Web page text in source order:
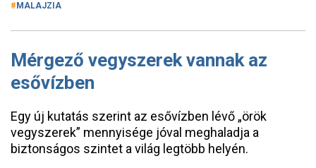
MALAJZIA
Mérgező vegyszerek vannak az
esővízben
Egy új kutatás szerint az esővízben lévő „örök
vegyszerek” mennyisége jóval meghaladja a
biztonságos szintet a világ legtöbb helyén.